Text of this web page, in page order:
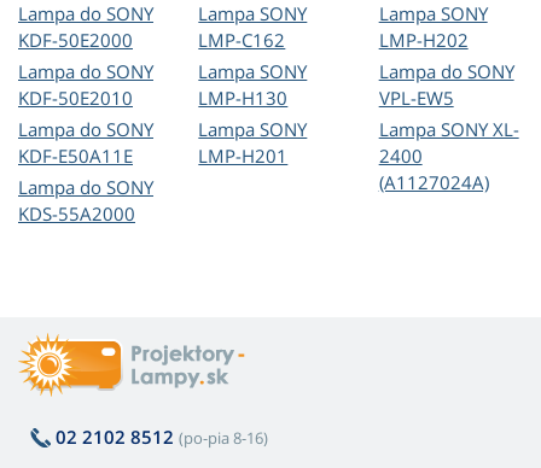
Lampa do SONY
KDF-50E2000
Lampa do SONY
KDF-50E2010
Lampa do SONY
KDF-E50A11E
Lampa do SONY
KDS-55A2000
Lampa SONY
LMP-C162
Lampa SONY
LMP-H130
Lampa SONY
LMP-H201
Lampa SONY
LMP-H202
Lampa do SONY
VPL-EW5
Lampa SONY XL-
2400
(A1127024A)
02 2102 8512 (po-pia 8-16)